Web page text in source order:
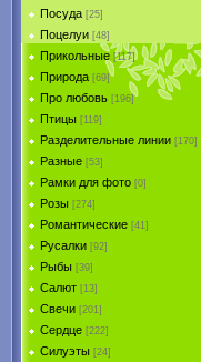
Посуда [25]
Поцелуи [48]
Прикольные [117]
Природа [69]
Про любовь [196]
Птицы [119]
Разделительные линии [170]
Разные [53]
Рамки для фото [0]
Розы [274]
Романтические [41]
Русалки [92]
Рыбы [39]
Салют [13]
Свечи [201]
Сердце [222]
Силуэты [24]